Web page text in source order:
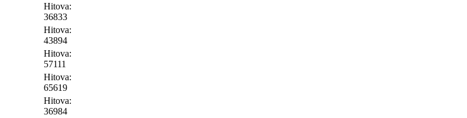
Hitova:
36833
Hitova:
43894
Hitova:
57111
Hitova:
65619
Hitova:
36984